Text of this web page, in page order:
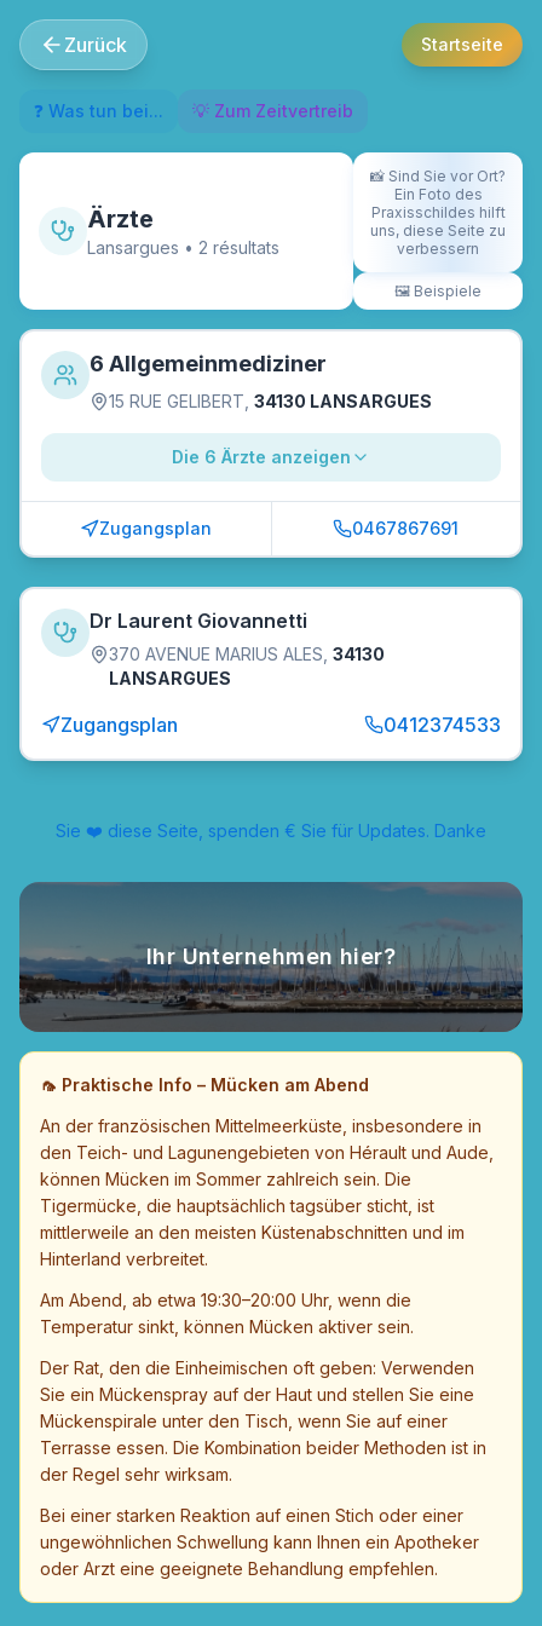
Zurück Startseite
❓ Was tun bei... 💡 Zum Zeitvertreib
Ärzte
Lansargues • 2 résultats
📸 Sind Sie vor Ort?
Ein Foto des
Praxisschildes hilft
uns, diese Seite zu
verbessern
🖼️ Beispiele
6 Allgemeinmediziner
15 RUE GELIBERT 34130 LANSARGUES
Die 6 Ärzte anzeigen
Zugangsplan 0467867691
Dr Laurent Giovannetti
370 AVENUE MARIUS ALES 34130
LANSARGUES
Zugangsplan 0412374533
Sie ❤️ diese Seite, spenden € Sie für Updates. Danke
Ihr Unternehmen hier?
🦟 Praktische Info – Mücken am Abend
An der französischen Mittelmeerküste, insbesondere in
den Teich- und Lagunengebieten von Hérault und Aude,
können Mücken im Sommer zahlreich sein. Die
Tigermücke, die hauptsächlich tagsüber sticht, ist
mittlerweile an den meisten Küstenabschnitten und im
Hinterland verbreitet.
Am Abend, ab etwa 19:30–20:00 Uhr, wenn die
Temperatur sinkt, können Mücken aktiver sein.
Der Rat, den die Einheimischen oft geben: Verwenden
Sie ein Mückenspray auf der Haut und stellen Sie eine
Mückenspirale unter den Tisch, wenn Sie auf einer
Terrasse essen. Die Kombination beider Methoden ist in
der Regel sehr wirksam.
Bei einer starken Reaktion auf einen Stich oder einer
ungewöhnlichen Schwellung kann Ihnen ein Apotheker
oder Arzt eine geeignete Behandlung empfehlen.